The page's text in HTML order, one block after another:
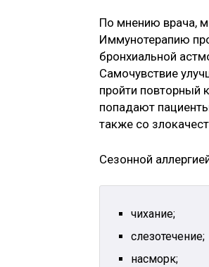
По мнению врача,
Иммунотерапию
бронхиальной
Самочувствие
пройти повторный
попадают
также со
Сезонной
чихание;
слезотечение;
насморк;